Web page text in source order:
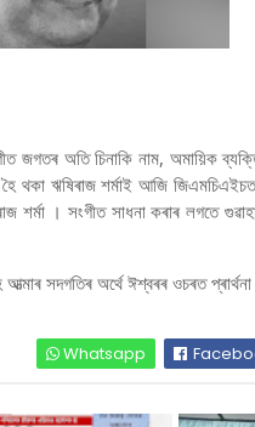
জগতৰ অতি চিনাকি নাম, অমায়িক
ঋষিৰাজ শৰ্মাই আজি
শৰ্মা । সংগীত সাধনা কৰাৰ লগতে
সদগতিৰ অৰ্থে ঈশ্বৰৰ ওচৰত
Whatsapp